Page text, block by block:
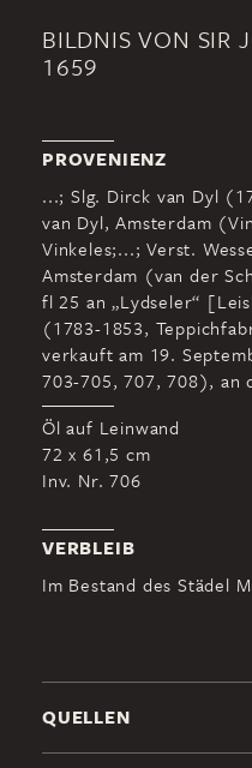
BILDNIS VON
1659
PROVENIENZ
...; Slg. Dirck van Dyl
van Dyl, Amsterdam
Vinkeles;...; Verst.
Amsterdam (van der
fl 25 an „Lydseler“
(1783-1853,
verkauft am 19.
703-705, 707, 708), an
Öl auf Leinwand
72 x 61,5 cm
Inv. Nr. 706
VERBLEIB
Im Bestand des Städel
QUELLEN